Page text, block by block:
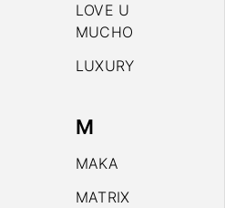
LOVE U
MUCHO
LUXURY
M
MAKA
MATRIX